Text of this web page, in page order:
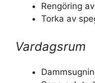
Rengöring
Torka av
Vardagsrum